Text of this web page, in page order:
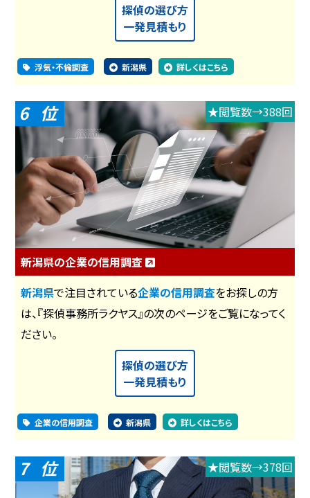
探偵の選び方
一発見積もり
浮気・不倫調査 新潟県 詳しくはこちら
6 ★閲覧数→388回
新潟県の企業の信用調査
新潟県で注目されている企業の信用調査をお探しの方
は、『探偵事務所ラクヤス』の次のページをご覧になってく
ださい。
探偵の選び方
一発見積もり
企業の信用調査 新潟県 詳しくはこちら
7 ★閲覧数→378回